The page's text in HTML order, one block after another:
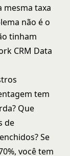
mesma taxa
não é o
tinham
CRM Data
tem
Que
de
Se
você tem